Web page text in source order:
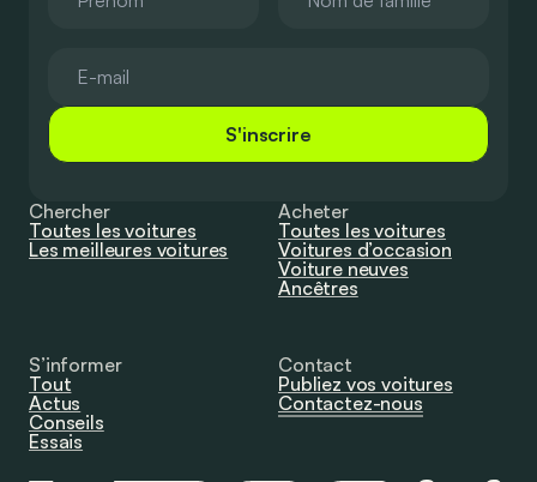
S'inscrire
Chercher
Toutes les voitures
Les meilleures voitures
Acheter
Toutes les voitures
Voitures d’occasion
Voiture neuves
Ancêtres
S’informer
Tout
Actus
Conseils
Essais
Contact
Publiez vos voitures
Contactez-nous